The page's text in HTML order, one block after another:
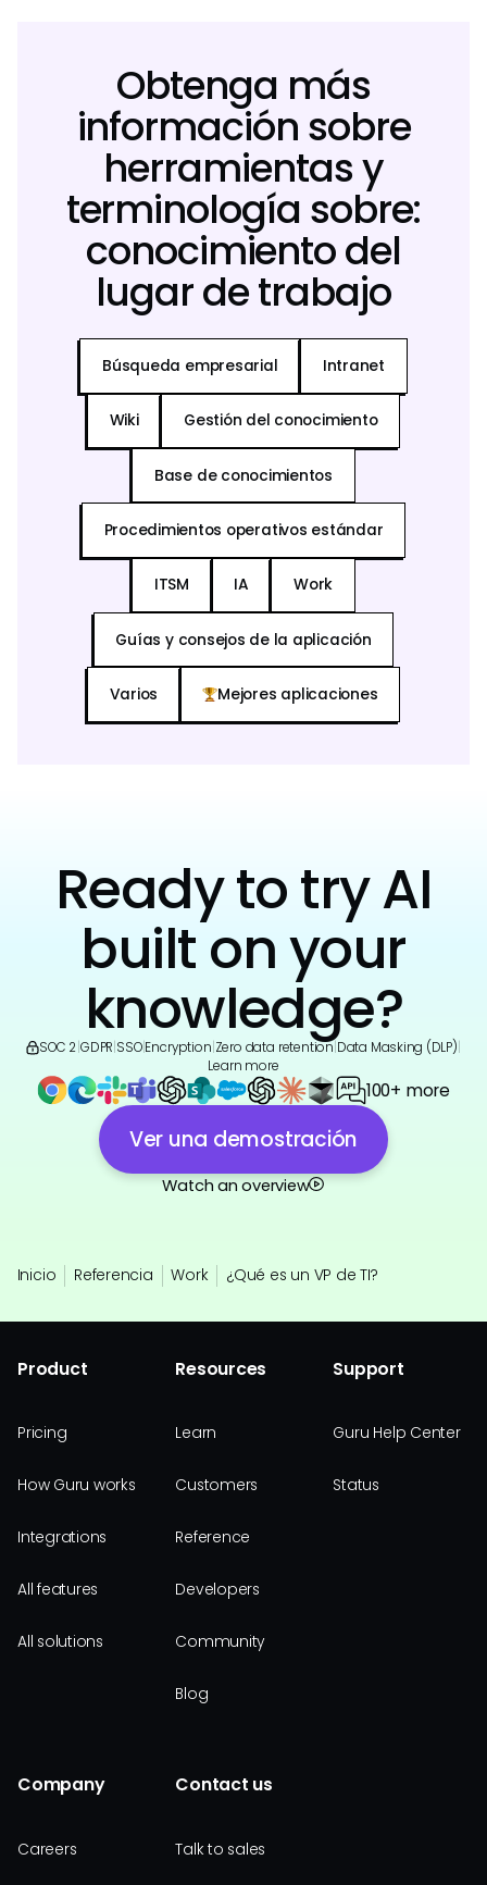
Obtenga más
información sobre
herramientas y
terminología sobre:
conocimiento del
lugar de trabajo
Búsqueda empresarial Intranet
Wiki Gestión del conocimiento
Base de conocimientos
Procedimientos operativos estándar
ITSM IA Work
Guías y consejos de la aplicación
Varios Mejores aplicaciones
Ready to try AI
built on your
knowledge?
SOC 2 GDPR SSO|Encryption Zero data retention Data Masking (DLP)
Learn more
100+ more
Ver una demostración
Watch an overview
Inicio Referencia Work ¿Qué es un VP de TI?
Product
Pricing
How Guru works
Integrations
All features
All solutions
Resources
Learn
Customers
Reference
Developers
Community
Blog
Support
Guru Help Center
Status
Company
Careers
Contact us
Talk to sales